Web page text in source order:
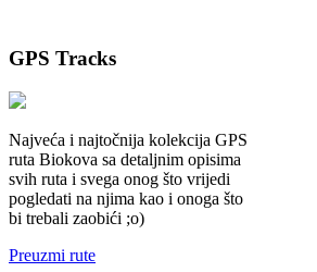
GPS Tracks
Najveća i najtočnija kolekcija GPS
ruta Biokova sa detaljnim opisima
svih ruta i svega onog što vrijedi
pogledati na njima kao i onoga što
bi trebali zaobići ;o)
Preuzmi rute